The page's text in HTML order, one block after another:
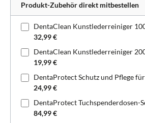
Produkt-Zubehör direkt mitbestellen
32,99 €
19,99 €
24,99 €
DentaProtect Tuchspenderdosen-
84,99 €